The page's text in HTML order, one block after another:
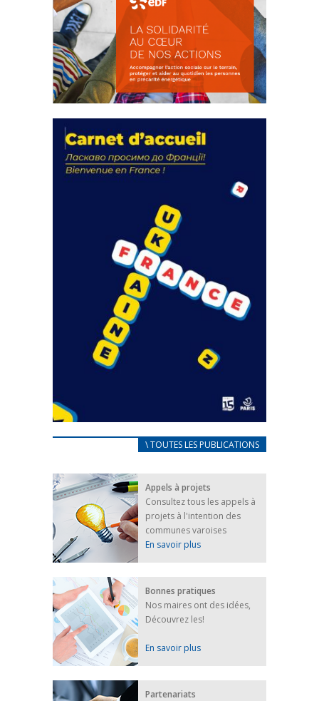
actions
18 septembre 2023
FEUILLETER
CARNET D’ACCUEIL
25 avril 2022
Afin d’accompagner au mieux les réfugiés
ukrainiens arrivés en France,...
FEUILLETER
\ TOUTES LES PUBLICATIONS
Appels à projets
Consultez tous les appels à
projets à l'intention des
communes varoises
En savoir plus
Bonnes pratiques
Nos maires ont des idées,
Découvrez les!
En savoir plus
Partenariats